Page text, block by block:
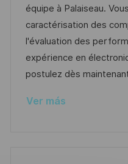
c
i
ó
n
a
d
e
p
u
l
e
m
p
l
e
équipe à Palaiseau.
caractérisation des
l'évaluation des
expérience en
postulez dès
Ver más